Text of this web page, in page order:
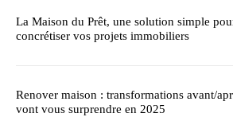
La Maison du Prêt, une solution simple
concrétiser vos projets immobiliers
Renover maison : transformations avant/
vont vous surprendre en 2025